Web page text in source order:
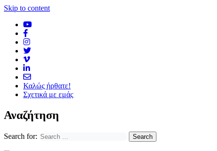
Skip to content
Καλώς ήρθατε!
Σχετικά με εμάς
Αναζήτηση
Search for: